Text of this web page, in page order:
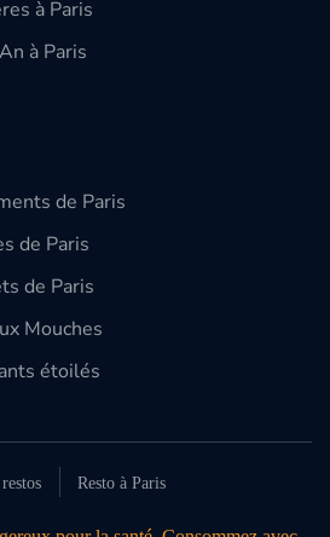
à Paris
à Paris
de Paris
de Paris
de Paris
Mouches
étoilés
Resto à Paris